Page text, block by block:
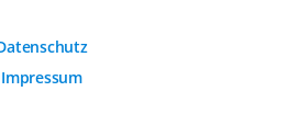
Impressum
werden verwendet, um das